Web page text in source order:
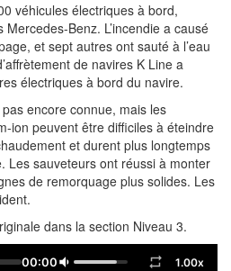
véhicules électriques à bord,
Benz. L’incendie a causé
et sept autres ont sauté à l’eau
de navires K Line a
électriques à bord du navire.
pas encore connue, mais les
ion peuvent être difficiles à éteindre
et durent plus longtemps
Les sauveteurs ont réussi à monter
de remorquage plus solides. Les
dans la section Niveau 3.
00:00 1.00x